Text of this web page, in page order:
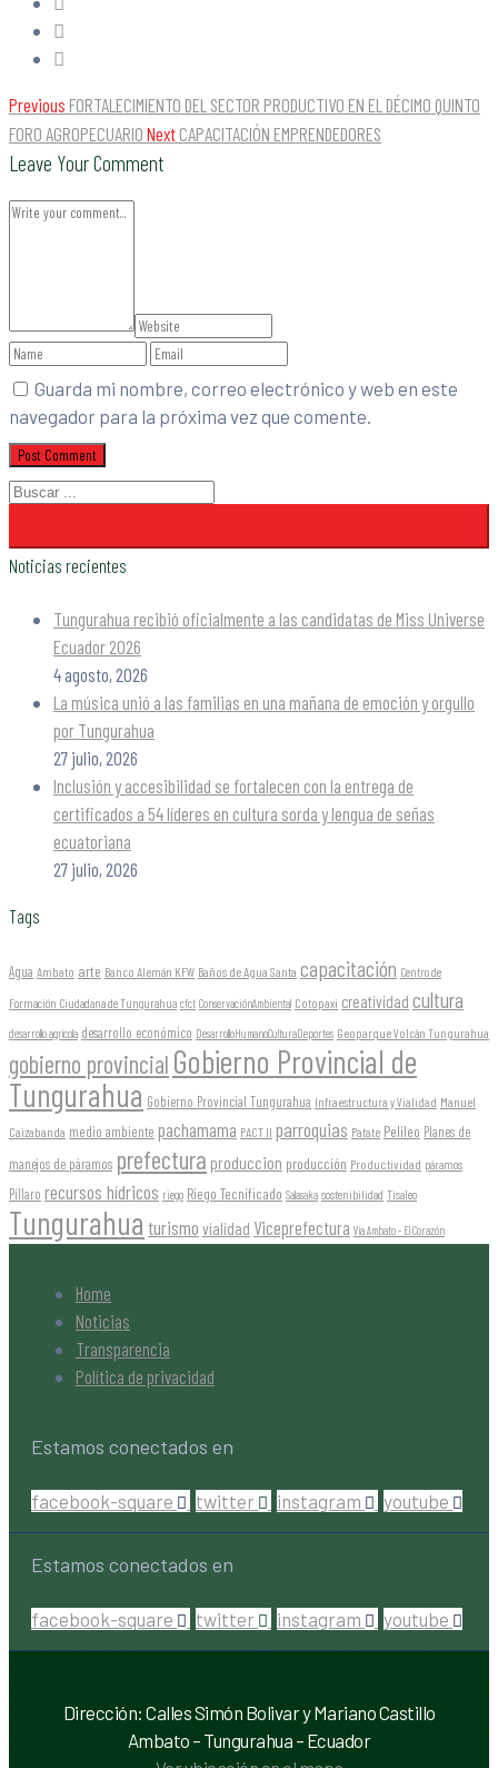
Previous FORTALECIMIENTO DEL SECTOR PRODUCTIVO EN EL DÉCIMO QUINTO
FORO AGROPECUARIO Next CAPACITACIÓN EMPRENDEDORES
Leave Your Comment
Guarda mi nombre, correo electrónico y web en este
navegador para la próxima vez que comente.
Noticias recientes
Tungurahua recibió oficialmente a las candidatas de Miss Universe
Ecuador 2026
4 agosto, 2026
La música unió a las familias en una mañana de emoción y orgullo
por Tungurahua
27 julio, 2026
Inclusión y accesibilidad se fortalecen con la entrega de
certificados a 54 líderes en cultura sorda y lengua de señas
ecuatoriana
27 julio, 2026
Tags
Agua Ambato arte Banco Alemán KFW Baños de Agua Santa capacitación Centro de
Formación Ciudadana de Tungurahua cfct ConservaciónAmbiental Cotopaxi creatividad cultura
desarrollo agrícola desarrollo económico DesarrolloHumanoCulturaDeportes Geoparque Volcán Tungurahua
gobierno provincial Gobierno Provincial de
Tungurahua Gobierno Provincial Tungurahua Infraestructura y Vialidad Manuel
Caizabanda medio ambiente pachamama PACT II parroquias Patate Pelileo Planes de
manejos de páramos prefectura produccion producción Productividad páramos
Píllaro recursos hídricos riego Riego Tecnificado Salasaka sostenibilidad Tisaleo
Tungurahua turismo vialidad Viceprefectura Vía Ambato - El Corazón
Home
Noticias
Transparencia
Política de privacidad
Estamos conectados en
facebook-square twitter instagram youtube
Estamos conectados en
facebook-square twitter instagram youtube
Dirección: Calles Simón Bolivar y Mariano Castillo
Ambato – Tungurahua – Ecuador